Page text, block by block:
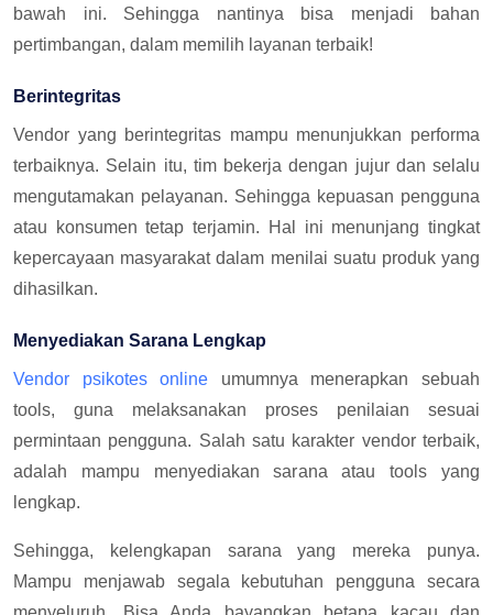
bawah ini. Sehingga nantinya bisa menjadi bahan
pertimbangan, dalam memilih layanan terbaik!
Berintegritas
Vendor yang berintegritas mampu menunjukkan performa
terbaiknya. Selain itu, tim bekerja dengan jujur dan selalu
mengutamakan pelayanan. Sehingga kepuasan pengguna
atau konsumen tetap terjamin. Hal ini menunjang tingkat
kepercayaan masyarakat dalam menilai suatu produk yang
dihasilkan.
Menyediakan Sarana Lengkap
Vendor psikotes online umumnya menerapkan sebuah
tools, guna melaksanakan proses penilaian sesuai
permintaan pengguna. Salah satu karakter vendor terbaik,
adalah mampu menyediakan sarana atau tools yang
lengkap.
Sehingga, kelengkapan sarana yang mereka punya.
Mampu menjawab segala kebutuhan pengguna secara